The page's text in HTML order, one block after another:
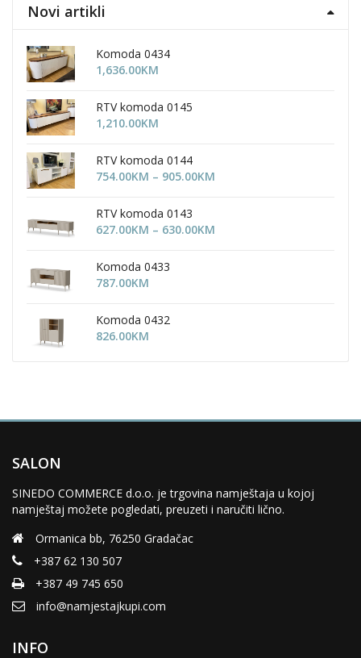
Novi artikli
Komoda 0434
1,636.00KM
RTV komoda 0145
1,210.00KM
RTV komoda 0144
754.00KM – 905.00KM
RTV komoda 0143
627.00KM – 630.00KM
Komoda 0433
787.00KM
Komoda 0432
826.00KM
SALON
SINEDO COMMERCE d.o.o. je trgovina namještaja u kojoj
namještaj možete pogledati, preuzeti i naručiti lično.
Ormanica bb, 76250 Gradačac
+387 62 130 507
+387 49 745 650
info@namjestajkupi.com
INFO